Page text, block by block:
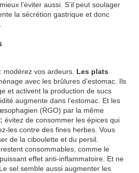
l’éviter aussi. S’il peut soulager
la sécrétion gastrique et donc
vos ardeurs. Les plats
avec les brûlures d’estomac. Ils
et activent la production de sucs
augmente dans l’estomac. Et les
(RGO) par la même
évitez de consommer les épices qui
les contre des fines herbes. Vous
de la ciboulette et du persil.
consommables, comme le
effet anti-inflammatoire. Et ne
sel semble aussi augmenter les